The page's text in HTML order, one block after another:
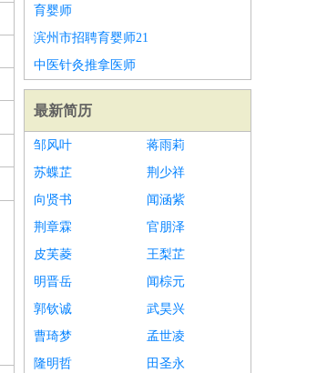
育婴师
滨州市招聘育婴师21
中医针灸推拿医师
最新简历
邹风叶
蒋雨莉
苏蝶芷
荆少祥
向贤书
闻涵紫
荆章霖
官朋泽
皮芙菱
王梨芷
明晋岳
闻棕元
郭钦诚
武昊兴
曹琦梦
孟世凌
隆明哲
田圣永